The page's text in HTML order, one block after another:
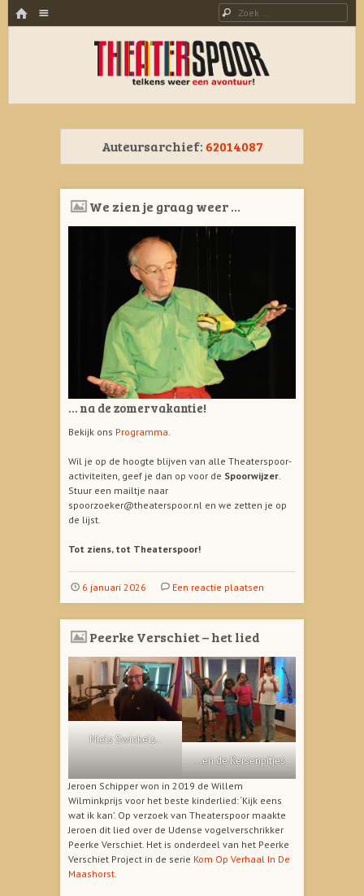
HOME Zoeken
THEATERSPOOR
Auteursarchief: 62014087
We zien je graag weer …
… na de zomervakantie!
Bekijk ons Programma.
Wil je op de hoogte blijven van alle Theaterspoor-
activiteiten, geef je dan op voor de Spoorwijzer.
Stuur een mailtje naar
spoorzoeker@theaterspoor.nl en we zetten je op
de lijst.
Tot ziens, tot Theaterspoor!
6 januari 2026 Een reactie plaatsen
Peerke Verschiet – het lied
Niels Swinkels..
…en de Kersenpitjes
Jeroen Schipper won in 2019 de Willem
Wilminkprijs voor het beste kinderlied: ‘Kijk eens
wat ik kan’. Op verzoek van Theaterspoor maakte
Jeroen dit lied over de Udense vogelverschrikker
Peerke Verschiet. Het is onderdeel van het Peerke
Verschiet Project in de serie Kom Op Verhaal In De
Maashorst.